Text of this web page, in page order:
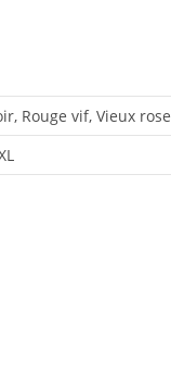
Rouge vif, Vieux rose